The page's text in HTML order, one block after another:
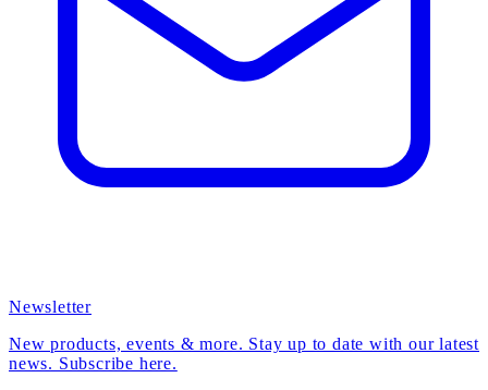
Newsletter
New products, events & more. Stay up to date with our latest
news. Subscribe here.